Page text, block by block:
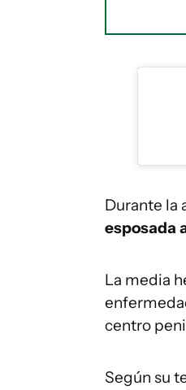
Durante la
esposada
La media
centro
Según su